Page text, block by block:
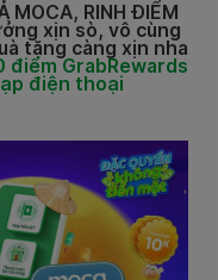
MOCA, RINH ĐIỂM
xịn sò, vô cùng
tặng càng xịn nha
điểm GrabRewards
điện thoại